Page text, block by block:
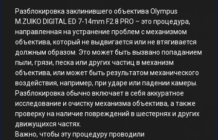
Разблокировка заклинившего объектива Olympus
M.ZUIKO DIGITAL ED 7-14mm F2.8 PRO – это процедура,
направленная на устранение проблем с механизмом
объектива, который не выдвигается или не втягивается
должным образом. Это может быть вызвано попаданием
пыли, грязи, песка или других частиц в механизм
объектива, или может быть результатом механического
воздействия, например, при ударе или падении камеры.
Разблокировка обычно включает в себя аккуратное
исследование и очистку механизма объектива, а также
проверку на наличие повреждений в шестернях и других
движущихся частях.
Важно, чтобы эту процедуру проводили